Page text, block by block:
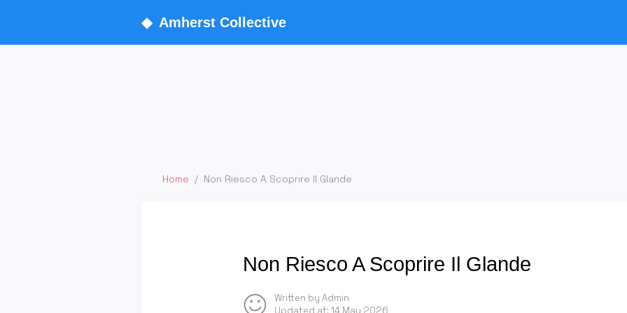
◆ Amherst Collective
Home / Non Riesco A Scoprire Il Glande
Non Riesco A Scoprire Il Glande
Written by Admin
Updated at: 14 May 2026